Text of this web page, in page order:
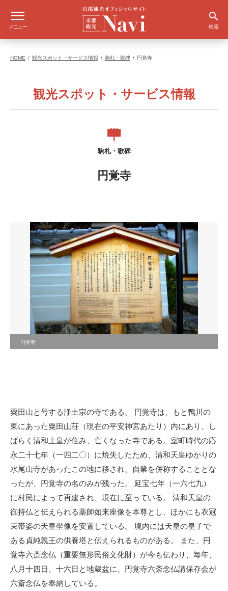
メニュー 検索
HOME 観光スポット・サービス情報 駒札・歌碑 円覚寺
観光スポット・サービス情報
駒札・歌碑
円覚寺
円覚寺
粟田山と号する浄土宗の寺である。 円覚寺は、もと鴨川の
東にあった粟田山荘（現在の平安神宮あたり）内にあり、し
ばらく清和上皇が住み、亡くなった寺である。室町時代の応
永二十七年（一四二〇）に焼失したため、清和天皇ゆかりの
水尾山寺があったこの地に移され、自業を併称することとな
ったが、円覚寺の名のみが残った。 延宝七年（一六七九）
に村民によって再建され、現在に至っている。 清和天皇の
御持仏と伝えられる薬師如来座像を本尊とし、ほかにも衣冠
束帯姿の天皇坐像を安置している。 境内には天皇の皇子で
ある貞純親王の供養塔と伝えられるものがある。 また、円
覚寺六斎念仏（重要無形民俗文化財）が今も伝わり、毎年、
八月十四日、十六日と地蔵盆に、円覚寺六斎念仏講保存会が
六斎念仏を奉納している。